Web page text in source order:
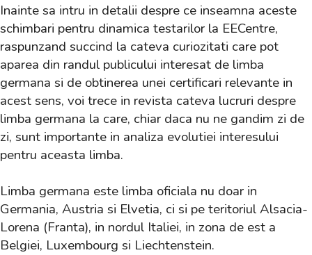
Inainte sa intru in detalii despre ce inseamna aceste
schimbari pentru dinamica testarilor la EECentre,
raspunzand succind la cateva curiozitati care pot
aparea din randul publicului interesat de limba
germana si de obtinerea unei certificari relevante in
acest sens, voi trece in revista cateva lucruri despre
limba germana la care, chiar daca nu ne gandim zi de
zi, sunt importante in analiza evolutiei interesului
pentru aceasta limba.
Limba germana este limba oficiala nu doar in
Germania, Austria si Elvetia, ci si pe teritoriul Alsacia-
Lorena (Franta), in nordul Italiei, in zona de est a
Belgiei, Luxembourg si Liechtenstein.